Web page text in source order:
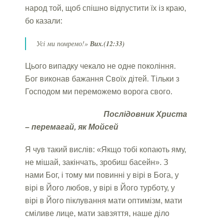
народ той, щоб спішно відпустити їх із краю,
бо казали:
Усі ми помремо!» Вих.(12:33)
Цього випадку чекало не одне покоління.
Бог виконав бажання Своїх дітей. Тільки з
Господом ми переможемо ворога свого.
Послідовник Христа
– перемагай, як Мойсей
Я чув такий вислів: «Якщо тобі копають яму,
не мішай, закінчать, зробиш басейн». З
нами Бог, і тому ми повинні у вірі в Бога, у
вірі в Його любов, у вірі в Його турботу, у
вірі в Його піклування мати оптимізм, мати
сміливе лице, мати завзяття, наше діло